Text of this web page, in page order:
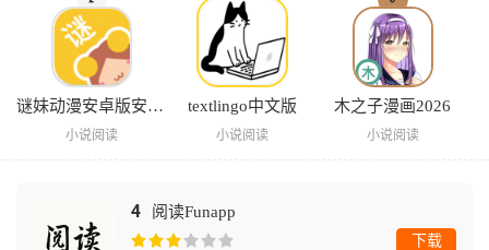
谜妹动漫安卓版安装包
小说阅读
textlingo中文版
小说阅读
木之子漫画2026
小说阅读
4 阅读Funapp
下载